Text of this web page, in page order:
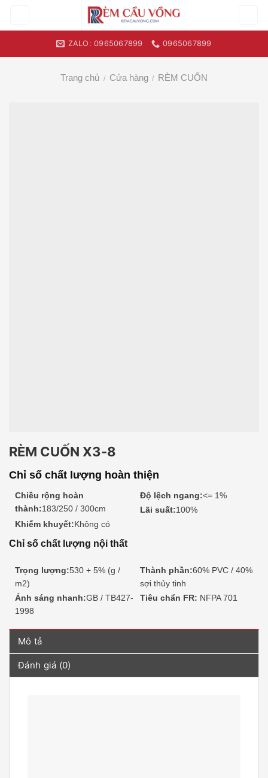
ZALO: 0965067899 0965067899
Trang chủ / Cửa hàng / RÈM CUỐN
RÈM CUỐN X3-8
Chỉ số chất lượng hoàn thiện
Chiều rộng hoàn
thành:183/250 / 300cm
Độ lệch ngang:<= 1%
Lãi suất:100%
Khiếm khuyết:Không có
Chỉ số chất lượng nội thất
Trọng lượng:530 + 5% (g /
m2)
Thành phần:60% PVC / 40%
sợi thủy tinh
Ánh sáng nhanh:GB / TB427-
1998
Tiêu chẩn FR: NFPA 701
Mô tả
Đánh giá (0)